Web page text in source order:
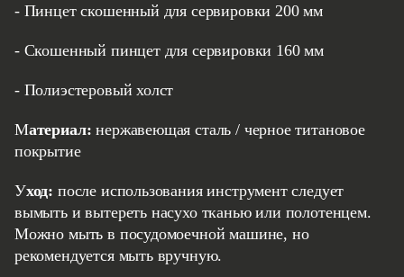
- Пинцет скошенный для сервировки 200 мм
- Скошенный пинцет для сервировки 160 мм
- Полиэстеровый холст
Материал: нержавеющая сталь / черное титановое
покрытие
Уход: после использования инструмент следует
вымыть и вытереть насухо тканью или полотенцем.
Можно мыть в посудомоечной машине, но
рекомендуется мыть вручную.